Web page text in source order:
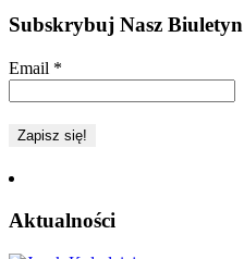
Subskrybuj Nasz Biuletyn
Email *
Aktualności